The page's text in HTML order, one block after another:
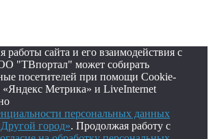
сайта и его взаимодействия с
"ТВпортал" может собирать
посетителей при помощи Cookie-
«Яндекс Метрика» и LiveInternet
персональных данных
город». Продолжая работу с